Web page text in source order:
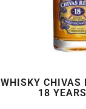
WHISKY CHIVAS
18